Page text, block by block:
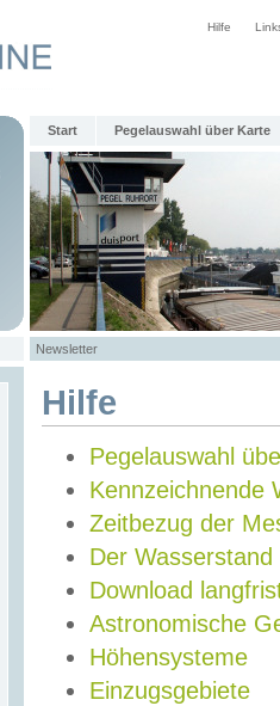
Hilfe
Start Pegelauswahl über Karte
Newsletter
Hilfe
Pegelauswahl
Kennzeichnende
Zeitbezug der
Der Wasserstand
Download
Astronomische
Höhensysteme
Einzugsgebiete